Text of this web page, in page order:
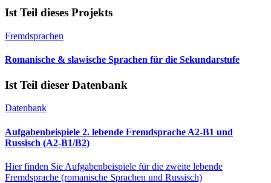
Ist Teil dieses Projekts
Fremdsprachen
Romanische & slawische Sprachen für die Sekundarstufe
Ist Teil dieser Datenbank
Datenbank
Aufgabenbeispiele 2. lebende Fremdsprache A2-B1 und
Russisch (A2-B1/B2)
Hier finden Sie Aufgabenbeispiele für die zweite lebende
Fremdsprache (romanische Sprachen und Russisch)